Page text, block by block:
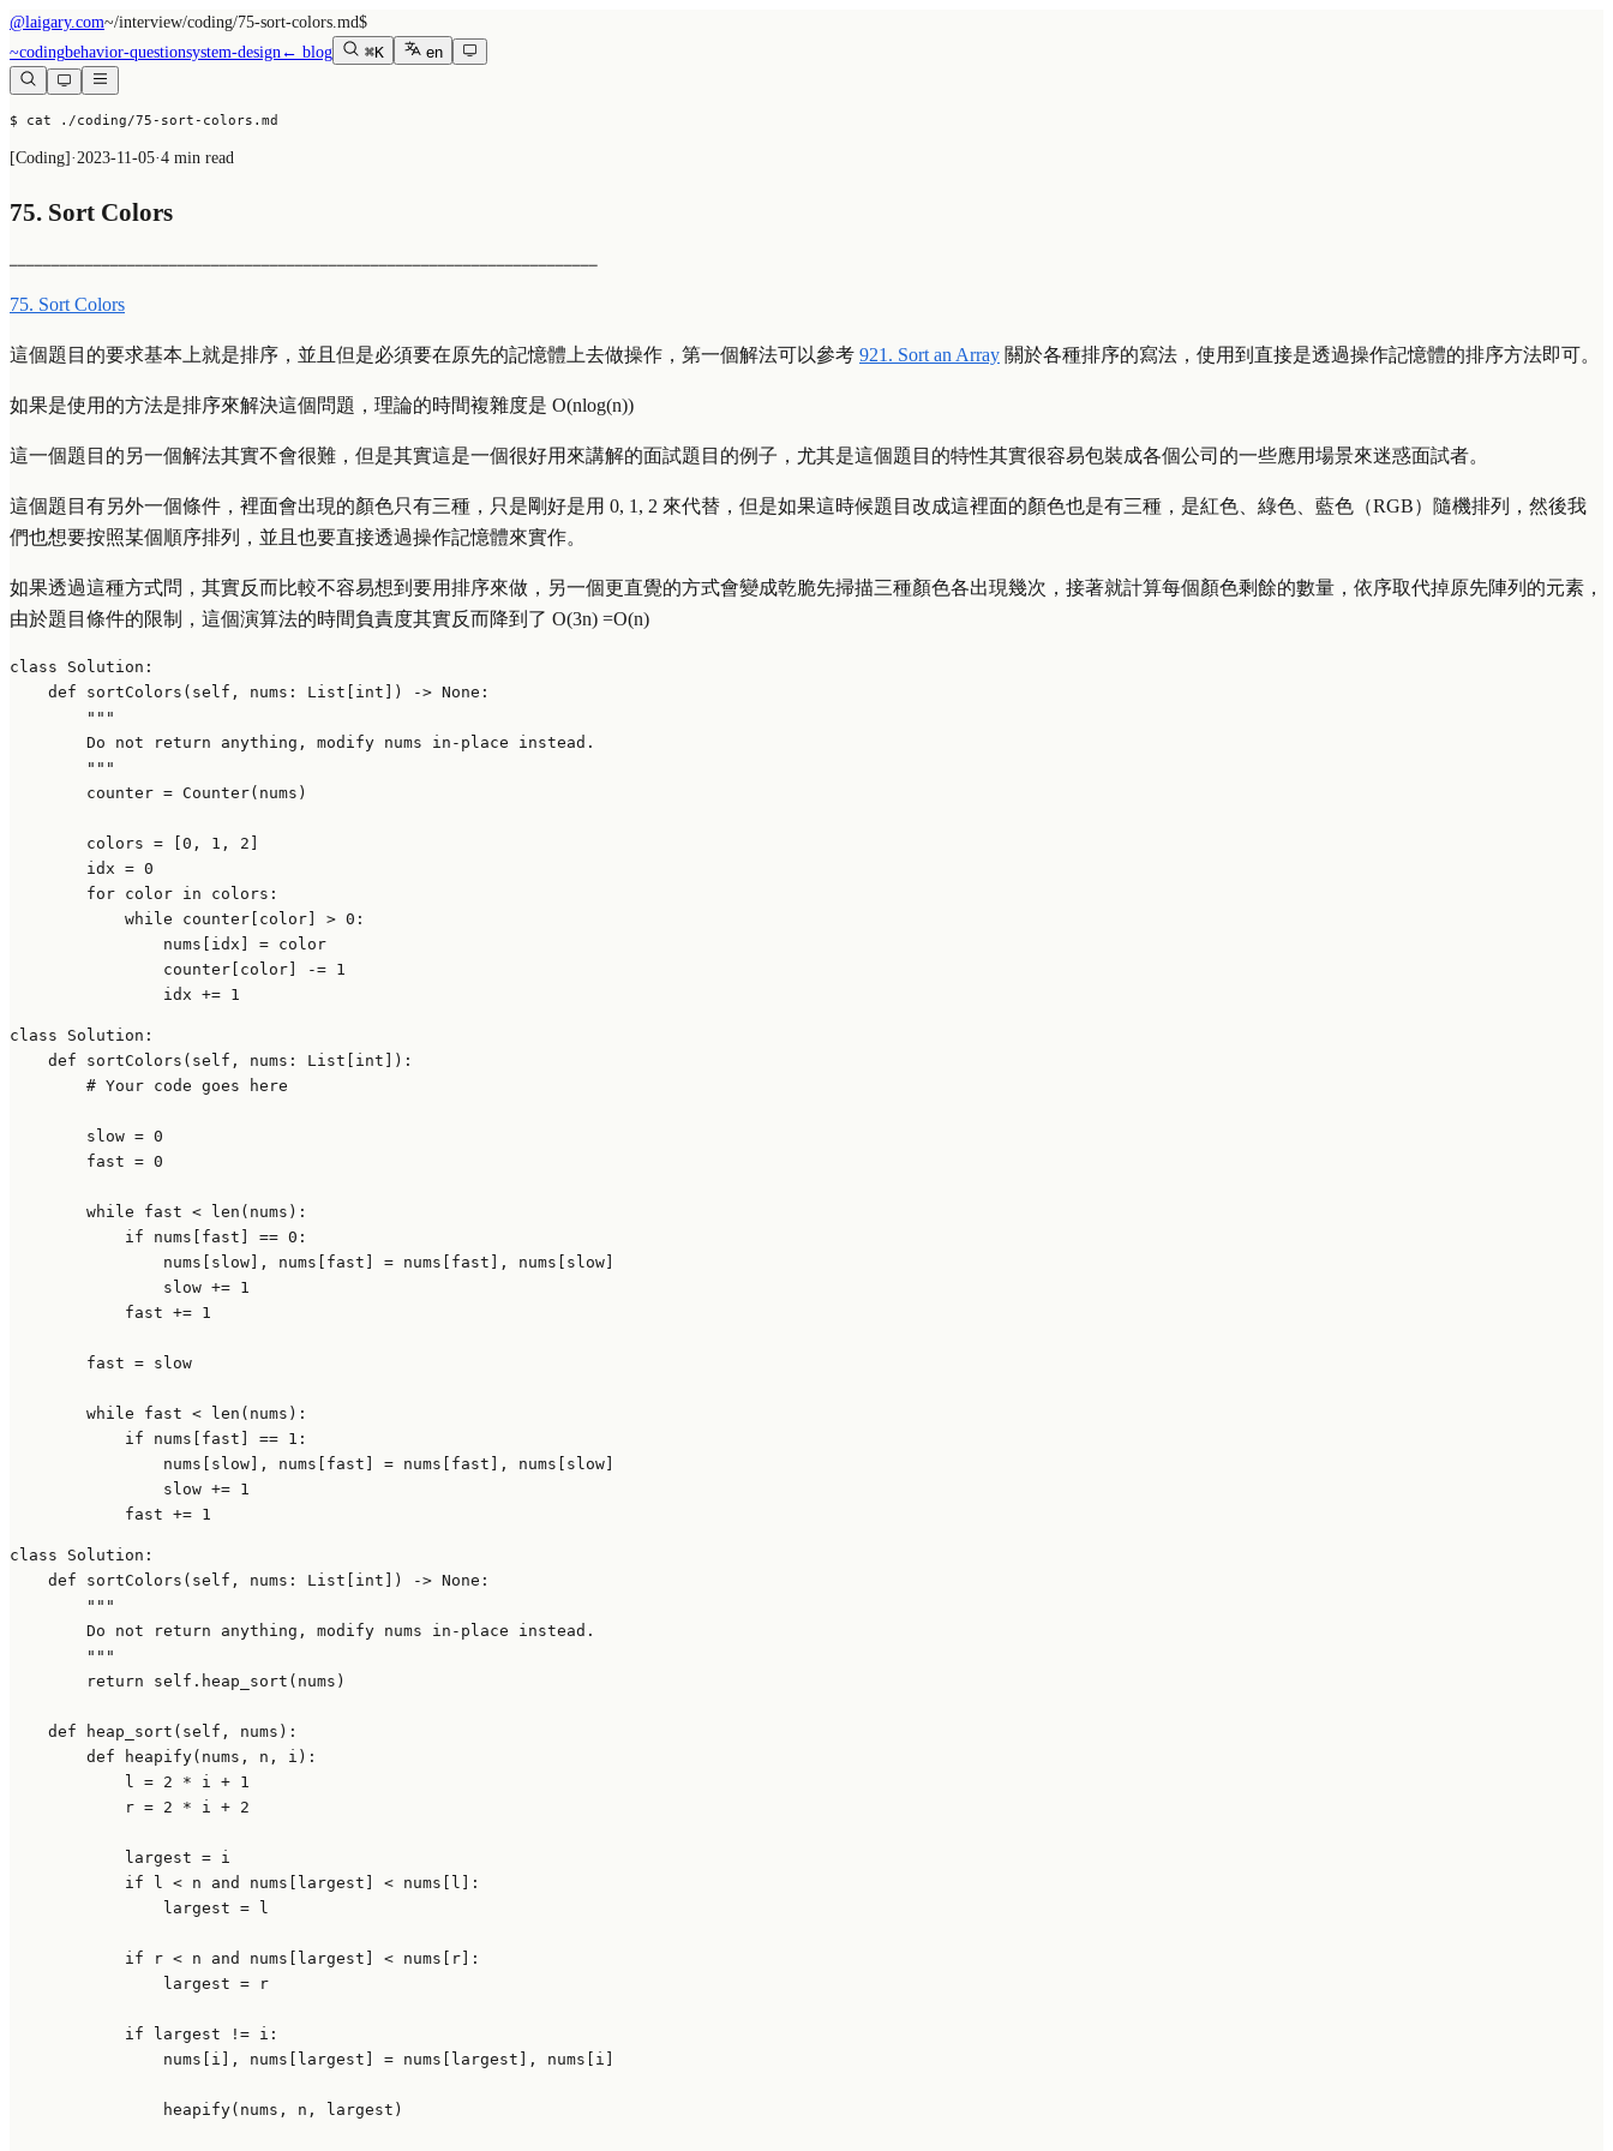
@laigary.com~/interview/coding/75-sort-colors.md$
~codingbehavior-questionsystem-design ← blog ⌘K en
$ cat ./coding/75-sort-colors.md
[Coding] · 2023-11-05·4 min read
75. Sort Colors
──────────────────────────────────────────────────────────────────────
75. Sort Colors
這個題目的要求基本上就是排序，並且但是必須要在原先的記憶體上去做操作，第一個解法可以參考 921. Sort an Array 關於各種排序的寫法，使用到直接是透過操作記憶體的排序方法即可。
如果是使用的方法是排序來解決這個問題，理論的時間複雜度是 O(nlog(n))
這一個題目的另一個解法其實不會很難，但是其實這是一個很好用來講解的面試題目的例子，尤其是這個題目的特性其實很容易包裝成各個公司的一些應用場景來迷惑面試者。
這個題目有另外一個條件，裡面會出現的顏色只有三種，只是剛好是用 0, 1, 2 來代替，但是如果這時候題目改成這裡面的顏色也是有三種，是紅色、綠色、藍色（RGB）隨機排列，然後我
們也想要按照某個順序排列，並且也要直接透過操作記憶體來實作。
如果透過這種方式問，其實反而比較不容易想到要用排序來做，另一個更直覺的方式會變成乾脆先掃描三種顏色各出現幾次，接著就計算每個顏色剩餘的數量，依序取代掉原先陣列的元素，
由於題目條件的限制，這個演算法的時間負責度其實反而降到了 O(3n) =O(n)
class Solution :
def
sortColors ( self, nums: List int ) -> None :
"""
        Do not return anything, modify nums in-place instead.
        """
        counter = Counter(nums)
        colors = [
0 , 1 , 2
        idx =
0
for color in colors:
while counter[color] > 0 :
                nums[idx] = color
                counter[color] -=
1
                idx +=
1
class Solution :
def
sortColors ( self, nums: List int
):
# Your code goes here
        slow =
0
        fast =
0
while fast < len (nums):
if nums[fast] == 0 :
                nums[slow], nums[fast] = nums[fast], nums[slow]
                slow +=
1
            fast +=
1
        fast = slow
while fast < len (nums):
if nums[fast] == 1 :
                nums[slow], nums[fast] = nums[fast], nums[slow]
                slow +=
1
            fast +=
1
class Solution :
def
sortColors ( self, nums: List int ) -> None :
"""
        Do not return anything, modify nums in-place instead.
        """
return
self .heap_sort(nums)
def heap_sort ( self, nums ):
def
heapify( nums, n, i ):
            l =
2 * i + 1
            r =
2 * i + 2
            largest = i
if l < n and
nums[largest] < nums[l]:
                largest = l
if r < n and
nums[largest] < nums[r]:
                largest = r
if largest != i:
                nums[i], nums[largest] = nums[largest], nums[i]
                heapify(nums, n, largest)